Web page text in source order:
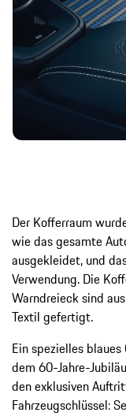
Der Kofferraum
wie das gesamte
ausgekleidet, und
Verwendung. Die
Warndreieck sind
Textil gefertigt.
Ein spezielles
dem 60-Jahre-
den exklusiven
Fahrzeugschlüssel: